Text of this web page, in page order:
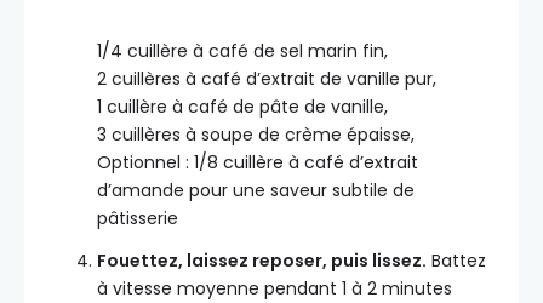
1/4 cuillère à café de sel marin fin,
2 cuillères à café d’extrait de vanille pur,
1 cuillère à café de pâte de vanille,
3 cuillères à soupe de crème épaisse,
Optionnel : 1/8 cuillère à café d’extrait
d’amande pour une saveur subtile de
pâtisserie
Fouettez, laissez reposer, puis lissez. Battez
à vitesse moyenne pendant 1 à 2 minutes